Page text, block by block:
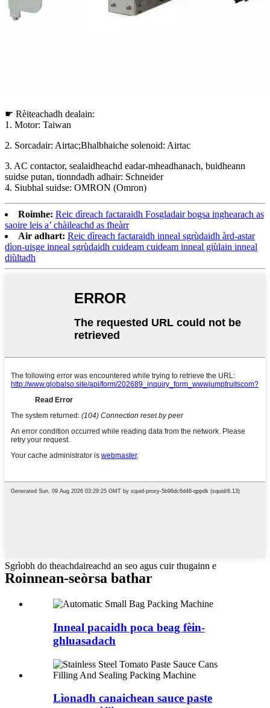
☛ Rèiteachadh dealain:
1. Motor: Taiwan
2. Sorcadair: Airtac;Bhalbhaiche solenoid: Airtac
3. AC contactor, sealaidheachd eadar-mheadhanach, buidheann
suidse putan, tionndadh adhair: Schneider
4. Siubhal suidse: OMRON (Omron)
Roimhe: Reic dìreach factaraidh Fosgladair bogsa inghearach as
saoire leis a’ chàileachd as fheàrr
Air adhart: Reic dìreach factaraidh inneal sgrùdaidh àrd-astar
dìon-uisge inneal sgrùdaidh cuideam cuideam inneal giùlain inneal
diùltadh
Sgrìobh do theachdaireachd an seo agus cuir thugainn e
Roinnean-seòrsa bathar
Inneal pacaidh poca beag fèin-
ghluasadach
Lìonadh canaichean sauce paste